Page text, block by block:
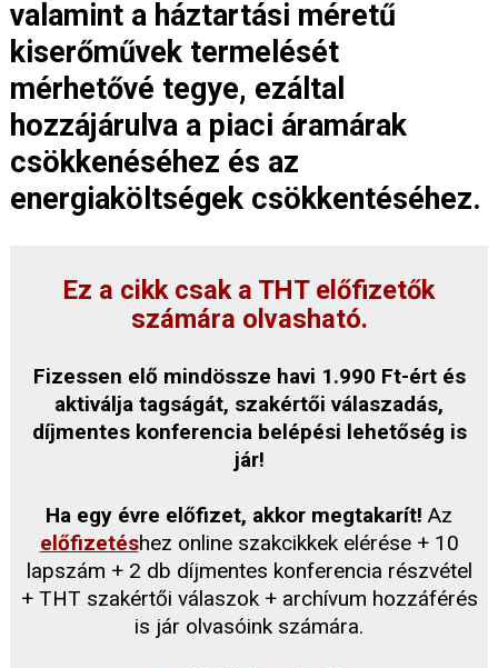
valamint a háztartási méretű
kiserőművek termelését
mérhetővé tegye, ezáltal
hozzájárulva a piaci áramárak
csökkenéséhez és az
energiaköltségek csökkentéséhez.
Ez a cikk csak a THT előfizetők
számára olvasható.
Fizessen elő mindössze havi 1.990 Ft-ért és
aktiválja tagságát, szakértői válaszadás,
díjmentes konferencia belépési lehetőség is
jár!
Ha egy évre előfizet, akkor megtakarít! Az
előfizetéshez online szakcikkek elérése + 10
lapszám + 2 db díjmentes konferencia részvétel
+ THT szakértői válaszok + archívum hozzáférés
is jár olvasóink számára.